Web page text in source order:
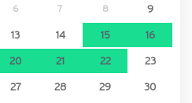
6 7 8 9
13 14 15 16
20 21 22 23
27 28 29 30